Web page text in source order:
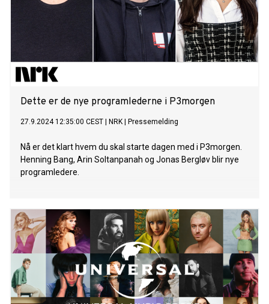
Dette er de nye programlederne i P3morgen
27.9.2024 12:35:00 CEST NRK Pressemelding
Nå er det klart hvem du skal starte dagen med i P3morgen.
Henning Bang, Arin Soltanpanah og Jonas Bergløv blir nye
programledere.